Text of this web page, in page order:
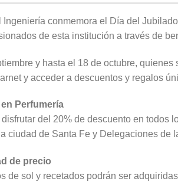
Ingeniería conmemora el Día del
de esta institución a través de
y hasta el 18 de octubre,
y acceder a descuentos y regalos
Perfumería
del 20% de descuento en todos
ciudad de Santa Fe y Delegaciones de
de precio
de sol y recetados podrán ser